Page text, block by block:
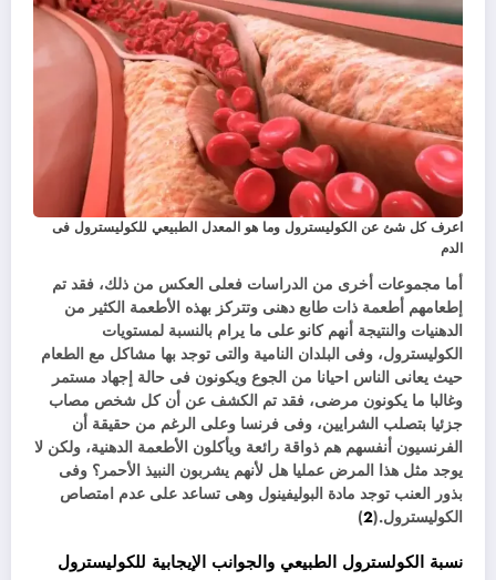
اعرف كل شئ عن الكوليسترول وما هو المعدل الطبيعي للكوليسترول فى
الدم
أما مجموعات أخرى من الدراسات فعلى العكس من ذلك، فقد تم
إطعامهم أطعمة ذات طابع دهنى وتتركز بهذه الأطعمة الكثير من
الدهنيات والنتيجة أنهم كانو على ما يرام بالنسبة لمستويات
الكوليسترول، وفى البلدان النامية والتى توجد بها مشاكل مع الطعام
حيث يعانى الناس احيانا من الجوع ويكونون فى حالة إجهاد مستمر
وغالبا ما يكونون مرضى، فقد تم الكشف عن أن كل شخص مصاب
جزئيا بتصلب الشرايين، وفى فرنسا وعلى الرغم من حقيقة أن
الفرنسيون أنفسهم هم ذواقة رائعة ويأكلون الأطعمة الدهنية، ولكن لا
يوجد مثل هذا المرض عمليا هل لأنهم يشربون النبيذ الأحمر؟ وفى
بذور العنب توجد مادة البوليفينول وهى تساعد على عدم امتصاص
الكوليسترول.(2
)
نسبة الكولسترول الطبيعي والجوانب الإيجابية للكوليسترول